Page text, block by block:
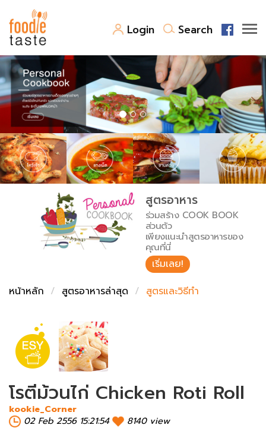
Login Search
สูตรอาหาร
สูตรอาหารล่าสุด
Top Foodie
พาไปชิม
สารพันก้นครัว
เคล็ดลับน่ารู้
เปรียบเทียบหน่วยการตวง
เปรียบเทียบอุณหภูมิ
เปรียบเทียบน้ำหนักวัตถุดิบ
FoodPedia
สร้าง Cookbook
สูตรอาหาร
ร่วมสร้าง COOK BOOK
ส่วนตัว
เพียงแนะนำสูตรอาหารของ
คุณที่นี่
เริ่มเลย!
หน้าหลัก
สูตรอาหารล่าสุด สูตรและวิธีทำ
โรตีม้วนไก่ Chicken Roti Roll
kookie_Corner
02 Feb 2556 15:21:54
8140 view